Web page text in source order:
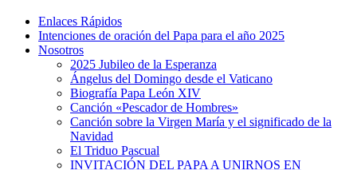
Enlaces Rápidos
Intenciones de oración del Papa para el año 2025
Nosotros
2025 Jubileo de la Esperanza
Ángelus del Domingo desde el Vaticano
Biografía Papa León XIV
Canción «Pescador de Hombres»
Canción sobre la Virgen María y el significado de la
Navidad
El Triduo Pascual
INVITACIÓN DEL PAPA A UNIRNOS EN